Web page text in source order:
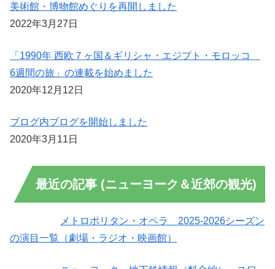
美術館・博物館めぐりを再開しました
2022年3月27日
「1990年 西欧７ヶ国＆ギリシャ・エジプト・モロッコ
6週間の旅」の連載を始めました
2020年12月12日
ブログ内ブログを開始しました
2020年3月11日
最近の記事 (ニューヨーク＆近郊の観光)
メトロポリタン・オペラ 2025-2026シーズン
の演目一覧（劇場・ラジオ・映画館）